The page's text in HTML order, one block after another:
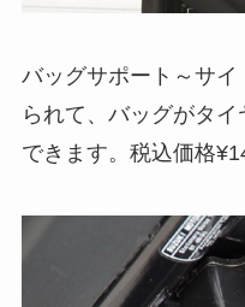
バッグサポート～サ
られて、バッグがタ
できます。税込価格